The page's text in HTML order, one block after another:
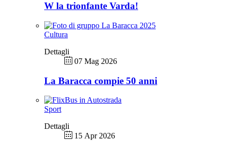
W la trionfante Varda!
Cultura
Dettagli
07 Mag 2026
La Baracca compie 50 anni
Sport
Dettagli
15 Apr 2026